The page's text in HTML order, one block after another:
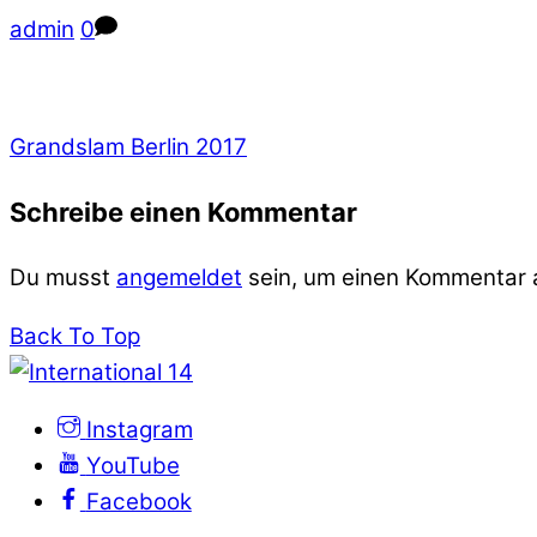
admin 0
Grandslam Berlin 2017
Schreibe einen Kommentar
Du musst angemeldet sein, um einen Kommentar
Back To Top
Instagram
YouTube
Facebook